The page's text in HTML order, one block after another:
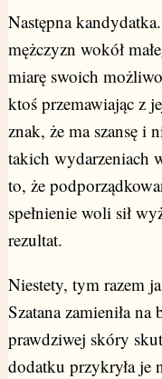
Następna
mężczyzn wokół
miarę swoich
ktoś przemawiając z
znak, że ma szansę i
takich wydarzeniach
to, że
spełnienie woli sił
rezultat.
Niestety, tym razem
Szatana zamieniła na
prawdziwej skóry
dodatku przykryła je